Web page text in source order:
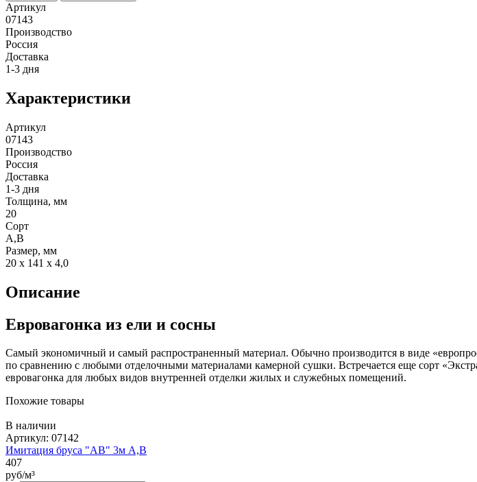
Артикул
07143
Производство
Россия
Доставка
1-3 дня
Характеристики
Артикул
07143
Производство
Россия
Доставка
1-3 дня
Толщина, мм
20
Сорт
А,В
Размер, мм
20 x 141 x 4,0
Описание
Евровагонка из ели и сосны
Самый экономичный и самый распространенный материал. Обычно производится в виде
по сравнению с любыми отделочными материалами камерной сушки. Встречается еще сорт
евровагонка для любых видов внутренней отделки жилых и служебных помещений.
Похожие товары
В наличии
Артикул: 07142
Имитация бруса "АВ" 3м А,В
407
руб/м³